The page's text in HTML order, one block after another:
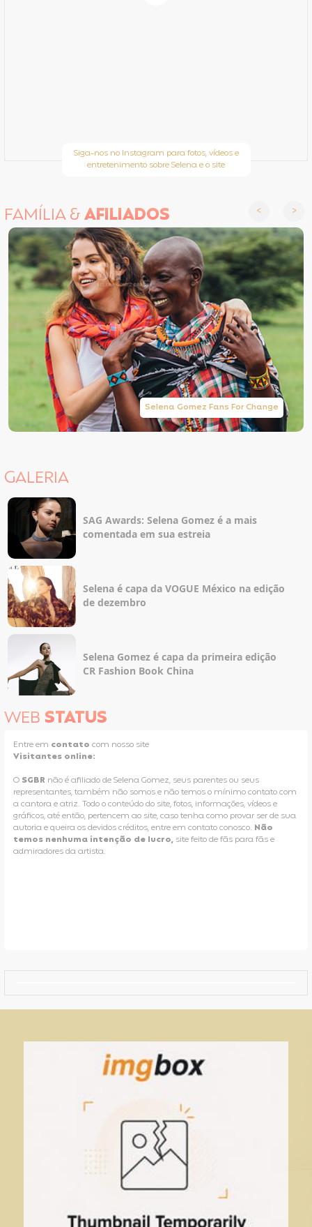
Siga-nos no Instagram para fotos, vídeos e
entretenimento sobre Selena e o site
FAMÍLIA &AFILIADOS
Selena Gomez Fans For Change
GALERIA
SAG Awards: Selena Gomez é a mais
comentada em sua estreia
Selena é capa da VOGUE México na edição
de dezembro
Selena Gomez é capa da primeira edição
CR Fashion Book China
WEB STATUS
Entre em contato com nosso site
Visitantes online:
O SGBR não é afiliado de Selena Gomez, seus parentes ou seus
representantes, também não somos e não temos o mínimo contato com
a cantora e atriz. Todo o conteúdo do site, fotos, informações, vídeos e
gráficos, até então, pertencem ao site, caso tenha como provar ser de sua
autoria e queira os devidos créditos, entre em contato conosco. Não
temos nenhuma intenção de lucro, site feito de fãs para fãs e
admiradores da artista.